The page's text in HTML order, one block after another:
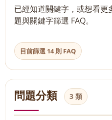
已經知道關鍵字，或想看
題與關鍵字篩選 FAQ。
目前篩選 14 則 FAQ
問題分類 3 類